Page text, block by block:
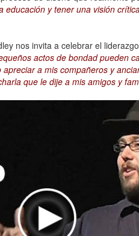
educación y tener una visión
nos invita a celebrar el
actos de bondad pueden
a mis compañeros y
que le dije a mis amigos y